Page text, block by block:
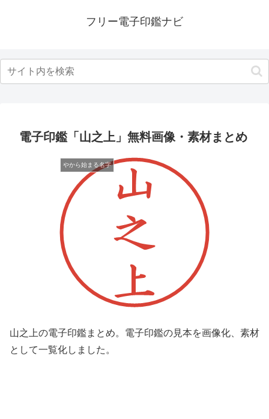
フリー電子印鑑ナビ
電子印鑑「山之上」無料画像・素材まとめ
やから始まる名字
山之上の電子印鑑まとめ。電子印鑑の見本を画像化、素材
として一覧化しました。